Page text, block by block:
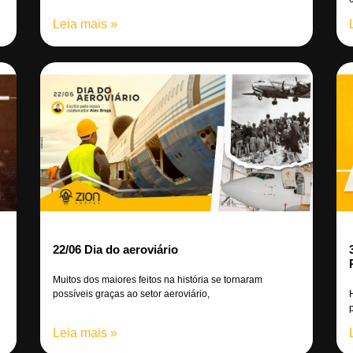
Leia mais »
22/06 Dia do aeroviário
Muitos dos maiores feitos na história se tornaram
possíveis graças ao setor aeroviário,
Leia mais »